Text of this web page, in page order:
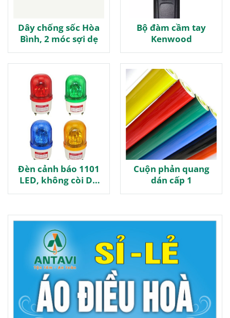
Dây chống sốc Hòa
Bình, 2 móc sợi dẹ
Bộ đàm cầm tay
Kenwood
Đèn cảnh báo 1101
LED, không còi DC
24V
Cuộn phản quang
dán cấp 1